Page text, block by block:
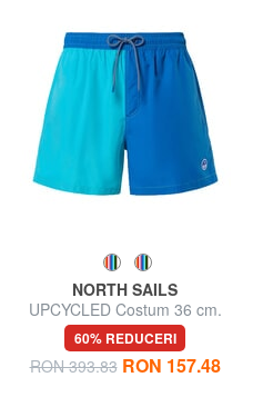
NORTH SAILS
UPCYCLED Costum 36 cm.
60% REDUCERI
RON 393.83 RON 157.48